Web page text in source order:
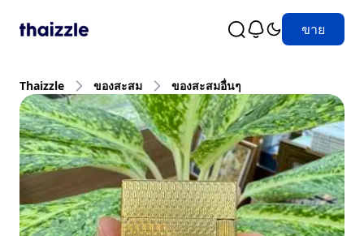
ขาย
Thaizzle ของสะสม ของสะสมอื่นๆ